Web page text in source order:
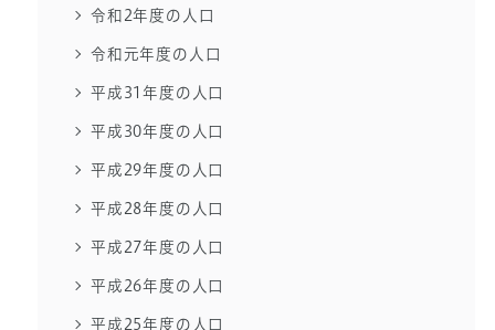
令和2年度の人口
令和元年度の人口
平成31年度の人口
平成30年度の人口
平成29年度の人口
平成28年度の人口
平成27年度の人口
平成26年度の人口
平成25年度の人口